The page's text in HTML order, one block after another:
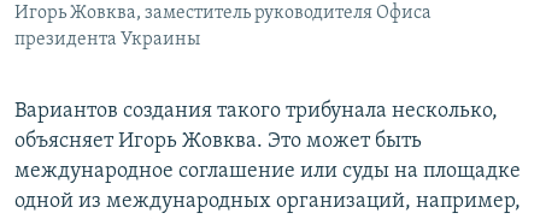
Игорь Жовква, заместитель руководителя Офиса
президента Украины
Вариантов создания такого трибунала несколько,
объясняет Игорь Жовква. Это может быть
международное соглашение или суды на площадке
одной из международных организаций, например,